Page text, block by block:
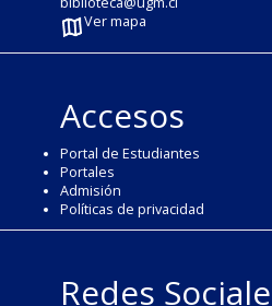
Ver mapa
Accesos
Portal de Estudiantes
Portales
Admisión
Políticas de privacidad
Redes